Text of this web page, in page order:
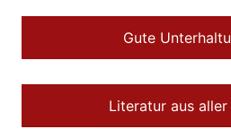
Gute
Literatur aus aller